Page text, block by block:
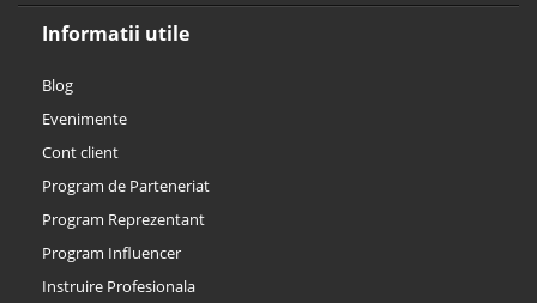
Informatii utile
Blog
Evenimente
Cont client
Program de Parteneriat
Program Reprezentant
Program Influencer
Instruire Profesionala